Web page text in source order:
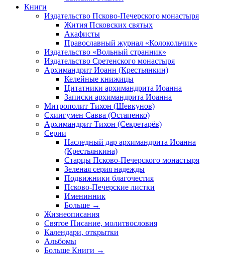
Книги
Издательство Псково-Печерского монастыря
Жития Псковских святых
Акафисты
Православный журнал «Колокольчик»
Издательство «Вольный странник»
Издательство Сретенского монастыря
Архимандрит Иоанн (Крестьянкин)
Келейные книжицы
Цитатники архимандрита Иоанна
Записки архимандрита Иоанна
Митрополит Тихон (Шевкунов)
Схиигумен Савва (Остапенко)
Архимандрит Тихон (Секретарёв)
Серии
Наследный дар архимандрита Иоанна
(Крестьянкина)
Старцы Псково-Печерского монастыря
Зеленая серия надежды
Подвижники благочестия
Псково-Печерские листки
Именинник
Больше →
Жизнеописания
Святое Писание, молитвословия
Календари, открытки
Альбомы
Больше Книги →